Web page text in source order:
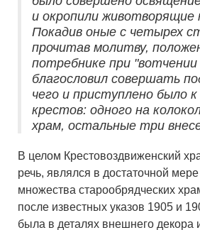
и окропили животворящие
Покадив оные с четырех
прочитав молитву,
потребнике при "вотчении
благословил совершать
чего и приступлено было
крестов: одного на
храм, остальные три
В целом Крестовоздвиженский
речь, являлся в достаточной
множества старообрядческих
после известных указов 1905 и
была в деталях внешнего декора